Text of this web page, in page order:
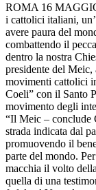
ROMA 16
i cattolici italiani,
avere paura del
combattendo il
dentro la nostra
presidente del Meic,
movimenti cattolici
Coeli” con il Santo
movimento degli
“Il Meic – conclude
strada indicata dal
promuovendo il
parte del mondo.
macchia il volto
quella di una